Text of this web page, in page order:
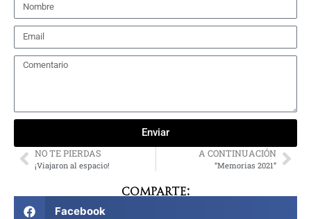
Enviar
NO TE PIERDAS
¡Viajaron al espacio!
A CONTINUACIÓN
“Memorias 2021”
Comparte:
Facebook